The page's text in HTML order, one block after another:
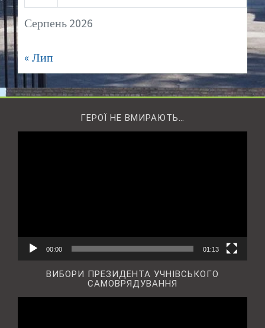
Серпень 2026
« Лип
ГЕРОЇ НЕ ВМИРАЮТЬ…
00:00 01:13
ВИБОРИ ПРЕЗИДЕНТА УЧНІВСЬКОГО
САМОВРЯДУВАННЯ